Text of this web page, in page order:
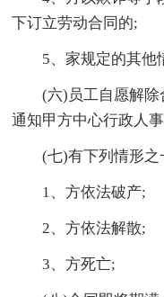
下订立劳动合同的;
5、家规定的其他
(六)员工自愿解
通知甲方中心行政人
(七)有下列情形
1、方依法破产;
2、方依法解散;
3、方死亡;